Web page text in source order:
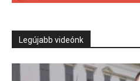
Legújabb videónk